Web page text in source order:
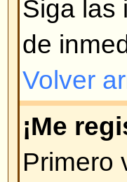
Volver
¿Cómo
Todos sus
están